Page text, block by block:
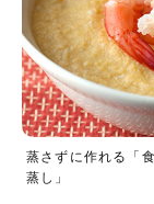
蒸さずに作れる「
蒸し」